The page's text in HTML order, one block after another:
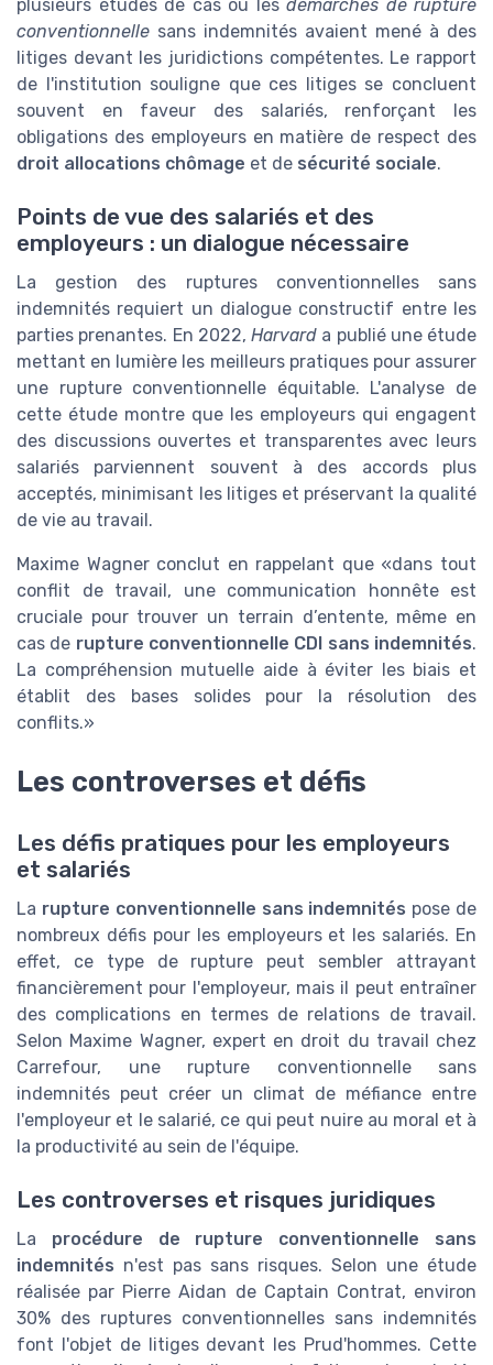
plusieurs études de cas où les démarches de rupture
conventionnelle sans indemnités avaient mené à des
litiges devant les juridictions compétentes. Le rapport
de l'institution souligne que ces litiges se concluent
souvent en faveur des salariés, renforçant les
obligations des employeurs en matière de respect des
droit allocations chômage et de sécurité sociale.
Points de vue des salariés et des
employeurs : un dialogue nécessaire
La gestion des ruptures conventionnelles sans
indemnités requiert un dialogue constructif entre les
parties prenantes. En 2022, Harvard a publié une étude
mettant en lumière les meilleurs pratiques pour assurer
une rupture conventionnelle équitable. L'analyse de
cette étude montre que les employeurs qui engagent
des discussions ouvertes et transparentes avec leurs
salariés parviennent souvent à des accords plus
acceptés, minimisant les litiges et préservant la qualité
de vie au travail.
Maxime Wagner conclut en rappelant que «dans tout
conflit de travail, une communication honnête est
cruciale pour trouver un terrain d’entente, même en
cas de rupture conventionnelle CDI sans indemnités.
La compréhension mutuelle aide à éviter les biais et
établit des bases solides pour la résolution des
conflits.»
Les controverses et défis
Les défis pratiques pour les employeurs
et salariés
La rupture conventionnelle sans indemnités pose de
nombreux défis pour les employeurs et les salariés. En
effet, ce type de rupture peut sembler attrayant
financièrement pour l'employeur, mais il peut entraîner
des complications en termes de relations de travail.
Selon Maxime Wagner, expert en droit du travail chez
Carrefour, une rupture conventionnelle sans
indemnités peut créer un climat de méfiance entre
l'employeur et le salarié, ce qui peut nuire au moral et à
la productivité au sein de l'équipe.
Les controverses et risques juridiques
La procédure de rupture conventionnelle sans
indemnités n'est pas sans risques. Selon une étude
réalisée par Pierre Aidan de Captain Contrat, environ
30% des ruptures conventionnelles sans indemnités
font l'objet de litiges devant les Prud'hommes. Cette